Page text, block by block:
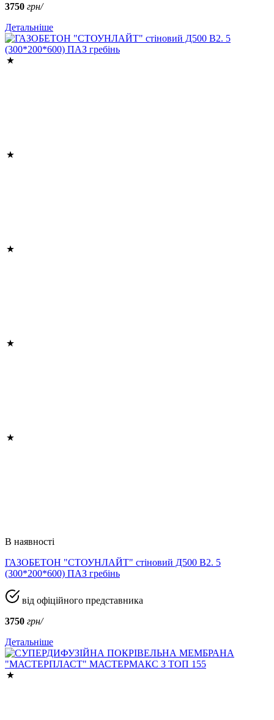
3750 грн/
Детальніше
В наявності
ГАЗОБЕТОН "СТОУНЛАЙТ" стіновий Д500 В2. 5
(300*200*600) ПАЗ гребінь
від офіційного представника
3750 грн/
Детальніше